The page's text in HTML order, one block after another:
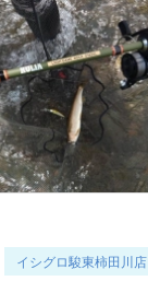
イシグロ駿東柿田川店